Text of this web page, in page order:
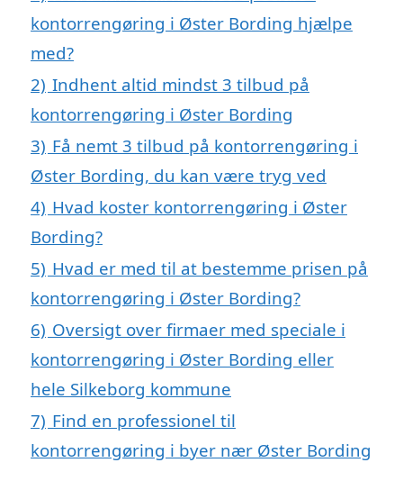
kontorrengøring i Øster Bording hjælpe
med?
2) Indhent altid mindst 3 tilbud på
kontorrengøring i Øster Bording
3) Få nemt 3 tilbud på kontorrengøring i
Øster Bording, du kan være tryg ved
4) Hvad koster kontorrengøring i Øster
Bording?
5) Hvad er med til at bestemme prisen på
kontorrengøring i Øster Bording?
6) Oversigt over firmaer med speciale i
kontorrengøring i Øster Bording eller
hele Silkeborg kommune
7) Find en professionel til
kontorrengøring i byer nær Øster Bording